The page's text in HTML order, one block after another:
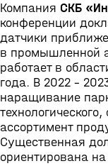
Компания СКБ
конференции
датчики
в промышленной
работает в
года. В 2022 -
наращивание
ассортимент
Существенная
ориентирована